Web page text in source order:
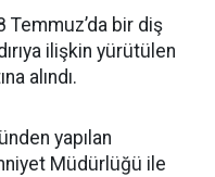
Temmuz’da bir diş
ilişkin yürütülen
alındı.
yapılan
Müdürlüğü ile